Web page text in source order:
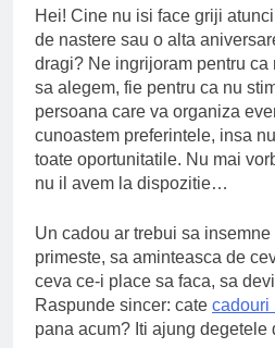
6
Hei! Cine nu isi face griji
de nastere sau o alta
dragi? Ne ingrijoram pentru ca
sa alegem, fie pentru ca nu
persoana care va organiza
cunoastem preferintele, insa
toate oportunitatile. Nu mai
nu il avem la dispozitie…
Un cadou ar trebui sa insemne
primeste, sa aminteasca de
ceva ce-i place sa faca, sa
Raspunde sincer: cate cadouri
pana acum? Iti ajung degetele